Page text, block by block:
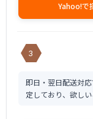
Yahoo!で
3
即日・翌日配送対
定しており、欲し